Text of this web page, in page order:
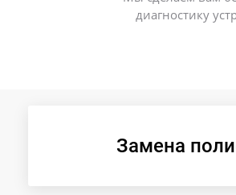
диагностику
Замена